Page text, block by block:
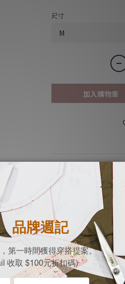
尺寸
加入購物車
商品描述
簡約俐落的短褲，不僅
腰帶鬆緊，喜歡扎上衣
縲縈布料比一般棉料
讓您悠遊於室內外的場
簡單搭配素面上衣就能
微寬的褲管，讓大腿視
- 縲縈布料清爽帶點垂
- 夏天必備舒適短褲